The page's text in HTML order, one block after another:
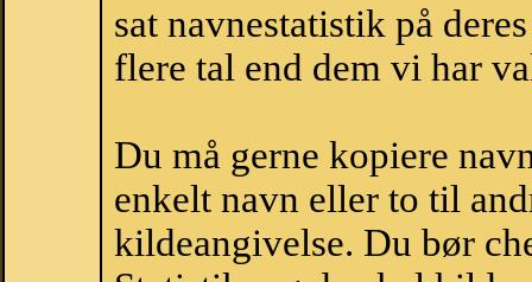
sat navnestatistik på
flere tal end dem vi har
Du må gerne kopiere
enkelt navn eller to til
kildeangivelse. Du bør